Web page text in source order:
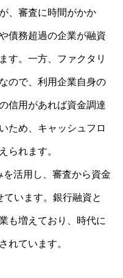
、審査に時間がかか
債務超過の企業が融資
す。一方、ファクタリ
ので、利用企業自身の
信用があれば資金調達
ため、キャッシュフロ
られます。
活用し、審査から資金
います。銀行融資と
も増えており、時代に
れています。